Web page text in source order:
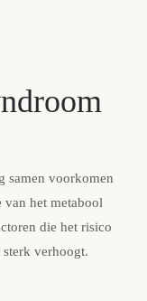
samen voorkomen
van het metabool
die het risico
verhoogt.